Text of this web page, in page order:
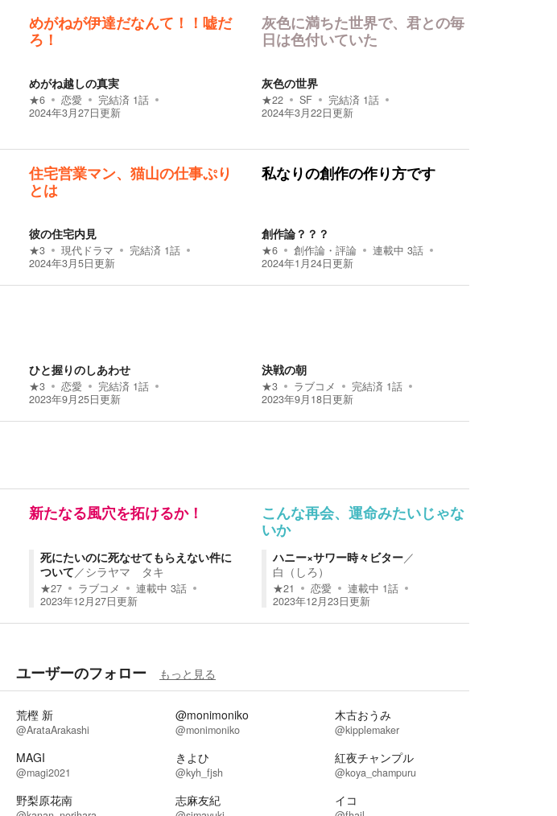
めがねが伊達だなんて！！嘘だ
ろ！
めがね越しの真実
★6 恋愛 完結済 1話
2024年3月27日更新
灰色に満ちた世界で、君との毎
日は色付いていた
灰色の世界
★22 SF 完結済 1話
2024年3月22日更新
住宅営業マン、猫山の仕事ぷり
とは
彼の住宅内見
★3 現代ドラマ 完結済 1話
2024年3月5日更新
私なりの創作の作り方です
創作論？？？
★6 創作論・評論 連載中 3話
2024年1月24日更新
ひと握りのしあわせ
★3 恋愛 完結済 1話
2023年9月25日更新
決戦の朝
★3 ラブコメ 完結済 1話
2023年9月18日更新
新たなる風穴を拓けるか！
死にたいのに死なせてもらえない件に
ついて／シラヤマ タキ
★27 ラブコメ 連載中 3話
2023年12月27日更新
こんな再会、運命みたいじゃな
いか
ハニー×サワー時々ビター／
白（しろ）
★21 恋愛 連載中 1話
2023年12月23日更新
ユーザーのフォロー もっと見る
荒樫 新
@ArataArakashi
@monimoniko
@monimoniko
木古おうみ
@kipplemaker
MAGI
@magi2021
きよひ
@kyh_fjsh
紅夜チャンプル
@koya_champuru
野梨原花南 志麻友紀 イコ